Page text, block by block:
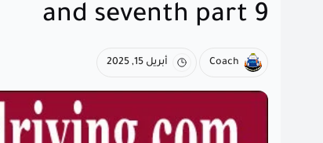
and seventh part 9
Coach أبريل 15, 2025